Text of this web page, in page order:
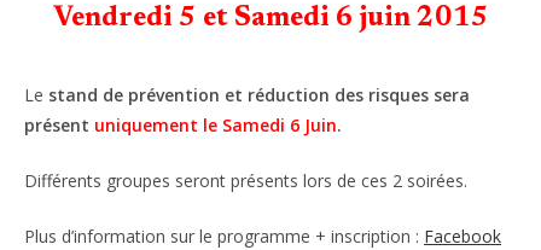
Vendredi 5 et Samedi 6 juin 2015
Le stand de prévention et réduction des risques sera
présent uniquement le Samedi 6 Juin.
Différents groupes seront présents lors de ces 2 soirées.
Plus d’information sur le programme + inscription : Facebook